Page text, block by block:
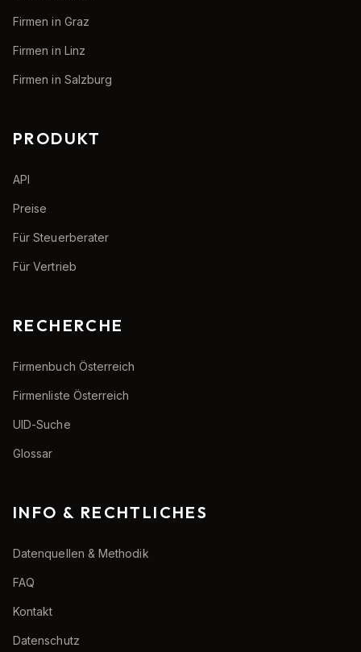
Firmen in Graz
Firmen in Linz
Firmen in Salzburg
PRODUKT
API
Preise
Für Steuerberater
Für Vertrieb
RECHERCHE
Firmenbuch Österreich
Firmenliste Österreich
UID-Suche
Glossar
INFO & RECHTLICHES
Datenquellen & Methodik
FAQ
Kontakt
Datenschutz